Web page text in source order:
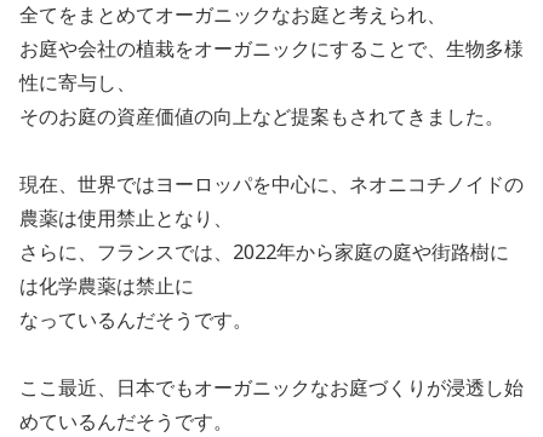
全てをまとめてオーガニックなお庭と考えられ、
お庭や会社の植栽をオーガニックにすることで、生物多様
性に寄与し、
そのお庭の資産価値の向上など提案もされてきました。
現在、世界ではヨーロッパを中心に、ネオニコチノイドの
農薬は使用禁止となり、
さらに、フランスでは、2022年から家庭の庭や街路樹に
は化学農薬は禁止に
なっているんだそうです。
ここ最近、日本でもオーガニックなお庭づくりが浸透し始
めているんだそうです。